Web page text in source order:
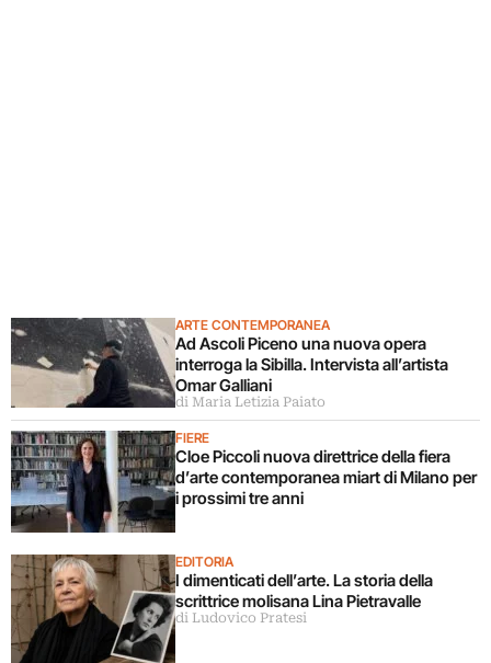
ARTE CONTEMPORANEA
Ad Ascoli Piceno una nuova opera
interroga la Sibilla. Intervista all’artista
Omar Galliani
di Maria Letizia Paiato
FIERE
Cloe Piccoli nuova direttrice della fiera
d’arte contemporanea miart di Milano per
i prossimi tre anni
EDITORIA
I dimenticati dell’arte. La storia della
scrittrice molisana Lina Pietravalle
di Ludovico Pratesi